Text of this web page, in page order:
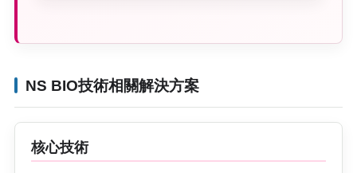
NS BIO技術相關解決方案
核心技術